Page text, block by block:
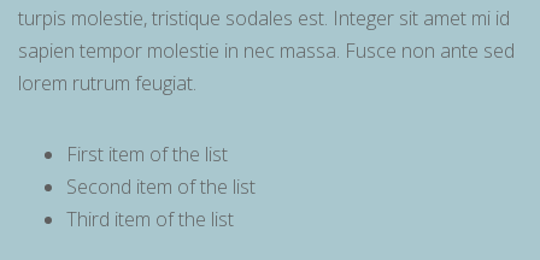
turpis molestie, tristique sodales est. Integer sit amet mi id
sapien tempor molestie in nec massa. Fusce non ante sed
lorem rutrum feugiat.
First item of the list
Second item of the list
Third item of the list